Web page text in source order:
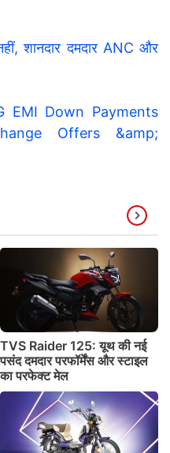
शानदार दमदार ANC और
EMI Down Payments
Offers &amp;
TVS Raider 125: यूथ की नई
पसंद दमदार परफॉर्मेंस और स्टाइल
का परफेक्ट मेल